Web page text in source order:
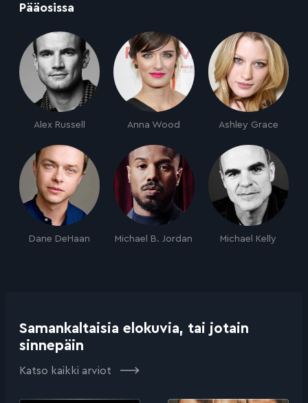
Pääosissa
Alex Russell Anna Wood Ashley Grace
Dane DeHaan Michael B. Jordan Michael Kelly
Samankaltaisia elokuvia, tai jotain
sinnepäin
Katso kaikki arviot